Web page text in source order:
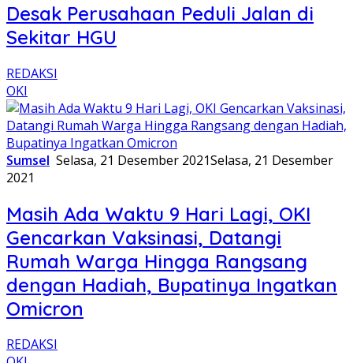
Desak Perusahaan Peduli Jalan di
Sekitar HGU
REDAKSI
OKI
Sumsel Selasa, 21 Desember 2021Selasa, 21 Desember
2021
Masih Ada Waktu 9 Hari Lagi, OKI
Gencarkan Vaksinasi, Datangi
Rumah Warga Hingga Rangsang
dengan Hadiah, Bupatinya Ingatkan
Omicron
REDAKSI